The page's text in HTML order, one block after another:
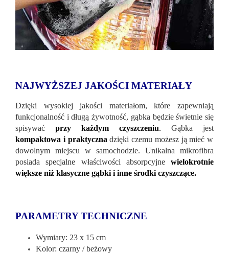
NAJWYŻSZEJ JAKOŚCI MATERIAŁY
Dzięki wysokiej jakości materiałom, które zapewniają
funkcjonalność i długą żywotność, gąbka będzie świetnie się
spisywać przy każdym czyszczeniu. Gąbka jest
kompaktowa i praktyczna dzięki czemu możesz ją mieć w
dowolnym miejscu w samochodzie. Unikalna mikrofibra
posiada specjalne właściwości absorpcyjne
wielokrotnie
większe niż klasyczne gąbki i inne środki czyszczące.
PARAMETRY TECHNICZNE
Wymiary: 23 x 15 cm
Kolor: czarny / beżowy